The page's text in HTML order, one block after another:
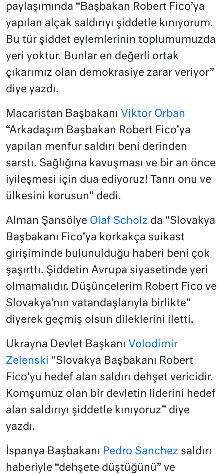
paylaşımında “Başbakan Robert Fico’ya
yapılan alçak saldırıyı şiddetle kınıyorum.
Bu tür şiddet eylemlerinin toplumumuzda
yeri yoktur. Bunlar en değerli ortak
çıkarımız olan demokrasiye zarar veriyor”
diye yazdı.
Macaristan Başbakanı Viktor Orban
“Arkadaşım Başbakan Robert Fico’ya
yapılan menfur saldırı beni derinden
sarstı. Sağlığına kavuşması ve bir an önce
iyileşmesi için dua ediyoruz! Tanrı onu ve
ülkesini korusun” dedi.
Alman Şansölye Olaf Scholz da “Slovakya
Başbakanı Fico’ya korkakça suikast
girişiminde bulunulduğu haberi beni çok
şaşırttı. Şiddetin Avrupa siyasetinde yeri
olmamalıdır. Düşüncelerim Robert Fico ve
Slovakya’nın vatandaşlarıyla birlikte”
diyerek geçmiş olsun dileklerini iletti.
Ukrayna Devlet Başkanı Volodimir
Zelenski “Slovakya Başbakanı Robert
Fico’yu hedef alan saldırı dehşet vericidir.
Komşumuz olan bir devletin liderini hedef
alan saldırıyı şiddetle kınıyoruz” diye
yazdı.
İspanya Başbakanı Pedro Sanchez saldırı
haberiyle “dehşete düştüğünü” ve